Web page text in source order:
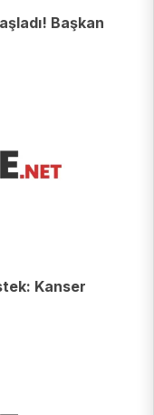
Başkan
Kanser